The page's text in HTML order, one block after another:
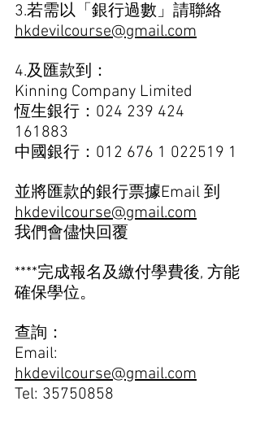
3.若需以「銀行過數」請聯絡
hkdevilcourse@gmail.com
4.及匯款到：
Kinning Company Limited
恆生銀行：024 239 424
161883
中國銀行：012 676 1 022519 1
並將匯款的銀行票據Email 到
hkdevilcourse@gmail.com
我們會儘快回覆
****完成報名及繳付學費後, 方能
確保學位。
查詢：
Email:
hkdevilcourse@gmail.com
Tel: 35750858